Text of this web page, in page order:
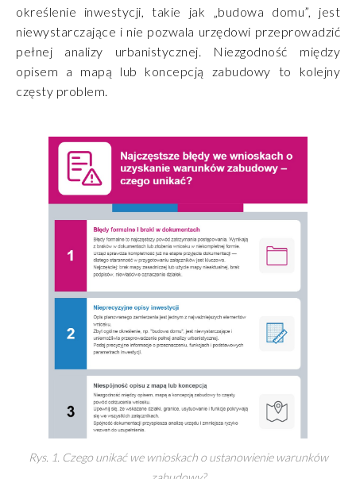
określenie inwestycji, takie jak „budowa domu”, jest
niewystarczające i nie pozwala urzędowi przeprowadzić
pełnej analizy urbanistycznej. Niezgodność między
opisem a mapą lub koncepcją zabudowy to kolejny
częsty problem.
Rys. 1. Czego unikać we wnioskach o ustanowienie warunków